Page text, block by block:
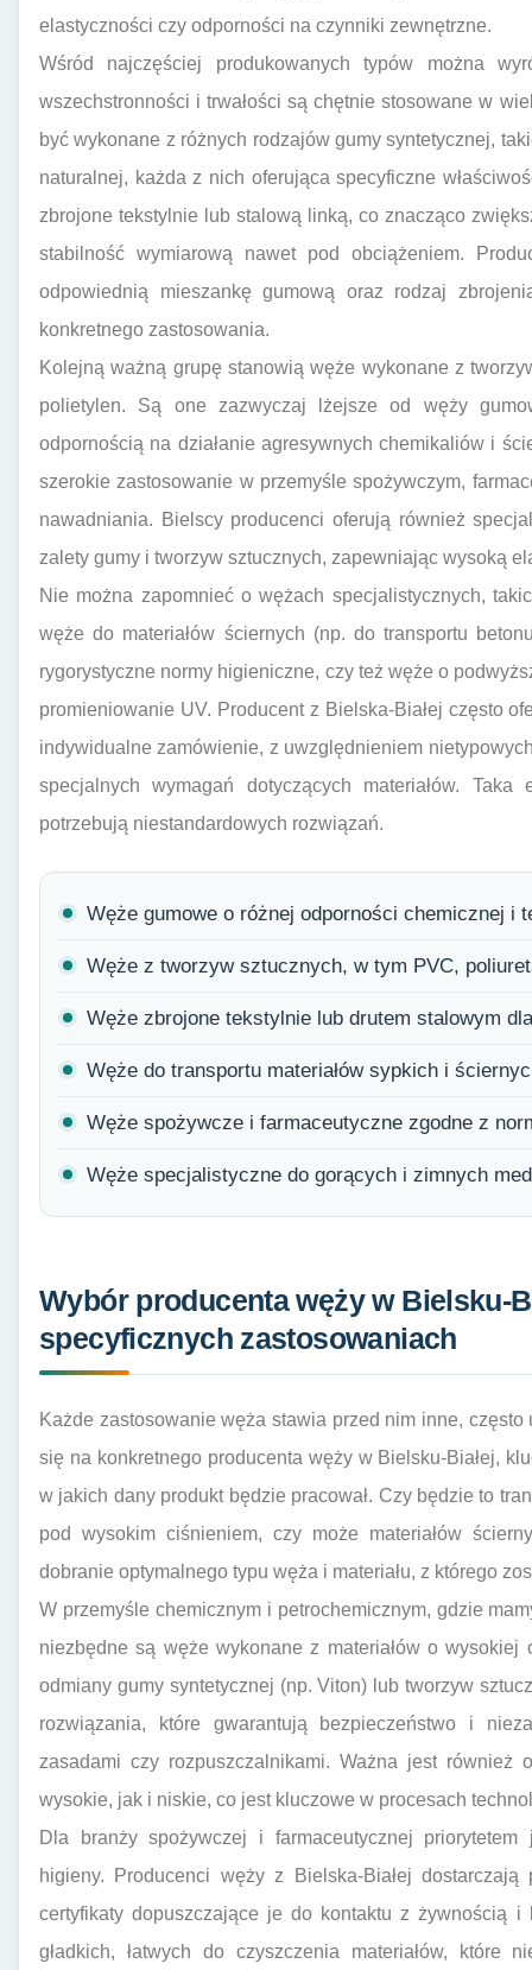
elastyczności czy odporności na czynniki zewnętrzne.
Wśród najczęściej produkowanych typów można
wszechstronności i trwałości są chętnie stosowane w
być wykonane z różnych rodzajów gumy syntetycznej,
naturalnej, każda z nich oferująca specyficzne
zbrojone tekstylnie lub stalową linką, co znacząco
stabilność wymiarową nawet pod obciążeniem.
odpowiednią mieszankę gumową oraz rodzaj
konkretnego zastosowania.
Kolejną ważną grupę stanowią węże wykonane z
polietylen. Są one zazwyczaj lżejsze od węży
odpornością na działanie agresywnych chemikaliów i
szerokie zastosowanie w przemyśle spożywczym,
nawadniania. Bielscy producenci oferują również
zalety gumy i tworzyw sztucznych, zapewniając wysoką
Nie można zapomnieć o wężach specjalistycznych,
węże do materiałów ściernych (np. do transportu
rygorystyczne normy higieniczne, czy też węże o
promieniowanie UV. Producent z Bielska-Białej często
indywidualne zamówienie, z uwzględnieniem
specjalnych wymagań dotyczących materiałów.
potrzebują niestandardowych rozwiązań.
Węże gumowe o różnej odporności chemicznej i
Węże z tworzyw sztucznych, w tym PVC,
Węże zbrojone tekstylnie lub drutem stalowym
Węże do transportu materiałów sypkich i
Węże spożywcze i farmaceutyczne zgodne z
Węże specjalistyczne do gorących i zimnych
Wybór producenta węży w Bielsku-
specyficznych zastosowaniach
Każde zastosowanie węża stawia przed nim inne,
się na konkretnego producenta węży w Bielsku-Białej,
w jakich dany produkt będzie pracował. Czy będzie to
pod wysokim ciśnieniem, czy może materiałów
dobranie optymalnego typu węża i materiału, z którego
W przemyśle chemicznym i petrochemicznym, gdzie
niezbędne są węże wykonane z materiałów o
odmiany gumy syntetycznej (np. Viton) lub tworzyw
rozwiązania, które gwarantują bezpieczeństwo i
zasadami czy rozpuszczalnikami. Ważna jest również
wysokie, jak i niskie, co jest kluczowe w procesach
Dla branży spożywczej i farmaceutycznej
higieny. Producenci węży z Bielska-Białej
certyfikaty dopuszczające je do kontaktu z żywnością
gładkich, łatwych do czyszczenia materiałów, które